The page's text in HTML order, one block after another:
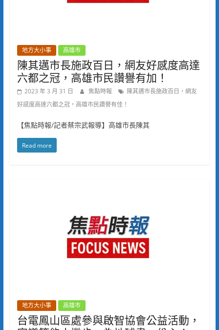
地方大小事 高雄市
陳其邁市長施政百日，網友好感度高達
六都之冠，高雄市民讚譽有加！
2023 年 3 月 31 日 焦點時報
陳其邁市長施政百日，網友
好感度高達六都之冠，高雄市民讚譽有佳！
【焦點時報/記者蔡宗武報導】高雄市長陳其
Read more
地方大小事 高雄市
台電鳳山區處參與啟智協會公益活動，